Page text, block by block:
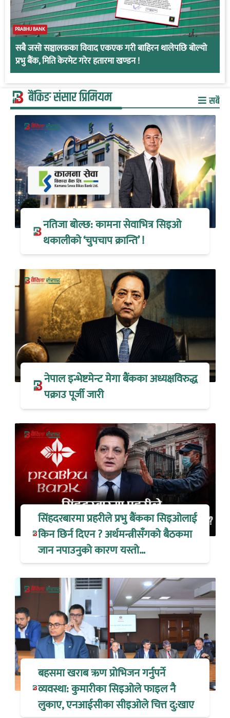
PRABHU BANK
सबै जसो सञ्चालकका विवाद एकएक गरी बाहिरन थालेपछि बोल्यो
प्रभु बैंक, मिति केरमेट गरेर हतारमा खण्डन !
बैंकिङ संसार प्रिमियम सबै
नतिजा बोल्छ: कामना सेवाभित्र सिइओ
थकालीको ‘चुपचाप क्रान्ति’ !
नेपाल इन्भेष्टमेन्ट मेगा बैंकका अध्यक्षविरुद्ध
पक्राउ पूर्जी जारी
सिंहदरबारमा प्रहरीले प्रभु बैंकका सिइओलाई
किन छिर्न दिएन ? अर्थमन्त्रीसँगको बैठकमा
जान नपाउनुको कारण यस्तो…
बहसमा खराब ऋण प्रोभिजन गर्नुपर्ने
व्यवस्था: कुमारीका सिइओले फाइल नै
लुकाए, एनआईसीका सीइओले चित्त दु:खाए